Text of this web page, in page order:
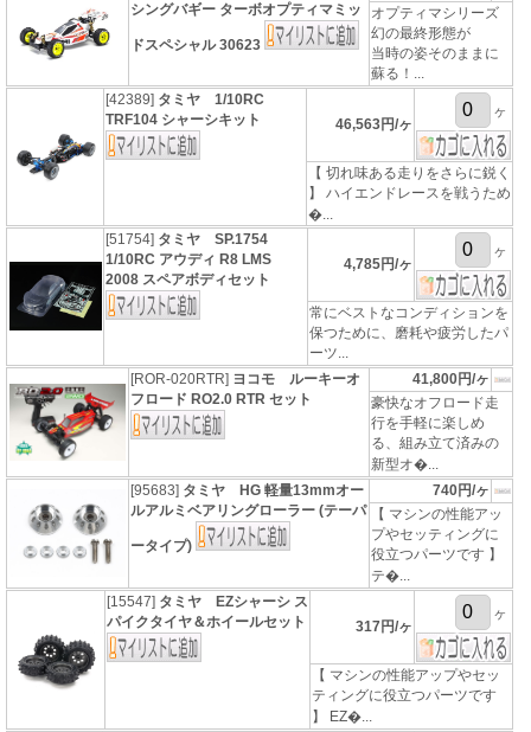
シングバギー ターボオプティマミッ
ドスペシャル 30623
オプティマシリーズ
幻の最終形態が
当時の姿そのままに
蘇る！...
[42389] タミヤ 1/10RC
TRF104 シャーシキット
46,563円/ヶ
ヶ
【 切れ味ある走りをさらに鋭く
】 ハイエンドレースを戦うため
�...
[51754] タミヤ SP.1754
1/10RC アウディ R8 LMS
2008 スペアボディセット
4,785円/ヶ
ヶ
常にベストなコンディションを
保つために、磨耗や疲労したパ
ーツ...
[ROR-020RTR] ヨコモ ルーキーオ
フロード RO2.0 RTR セット
41,800円/ヶ
豪快なオフロード走
行を手軽に楽しめ
る、組み立て済みの
新型オ�...
[95683] タミヤ HG 軽量13mmオー
ルアルミベアリングローラー (テーパ
ータイプ)
740円/ヶ
【 マシンの性能アッ
プやセッティングに
役立つパーツです 】
テ�...
[15547] タミヤ EZシャーシ ス
パイクタイヤ＆ホイールセット
317円/ヶ
ヶ
【 マシンの性能アップやセッ
ティングに役立つパーツです
】 EZ�...